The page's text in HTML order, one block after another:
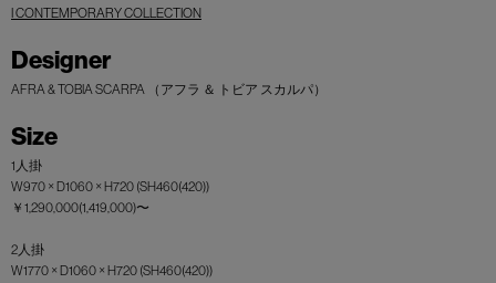
I CONTEMPORARY COLLECTION
Designer
AFRA & TOBIA SCARPA （アフラ ＆ トビア スカルパ）
Size
1人掛
W970 × D1060 × H720 (SH460(420))
￥1,290,000(1,419,000)〜
2人掛
W1770 × D1060 × H720 (SH460(420))